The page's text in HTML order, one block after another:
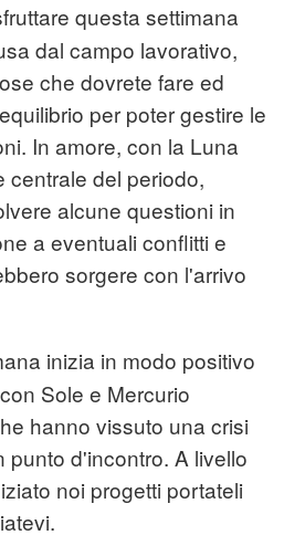
questa settimana
dal campo lavorativo,
che dovrete fare ed
per poter gestire le
In amore, con la Luna
centrale del periodo,
alcune questioni in
a eventuali conflitti e
sorgere con l'arrivo
inizia in modo positivo
Sole e Mercurio
hanno vissuto una crisi
punto d'incontro. A livello
noi progetti portateli